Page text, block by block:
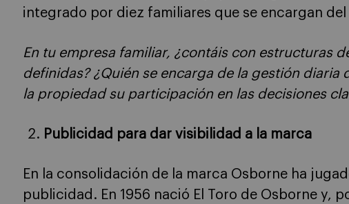
integrado por diez familiares que se encargan
En tu empresa familiar, ¿contáis con estructuras
definidas? ¿Quién se encarga de la gestión diaria
la propiedad su participación en las decisiones
Publicidad para dar visibilidad a la marca
En la consolidación de la marca Osborne ha
publicidad. En 1956 nació El Toro de Osborne y,